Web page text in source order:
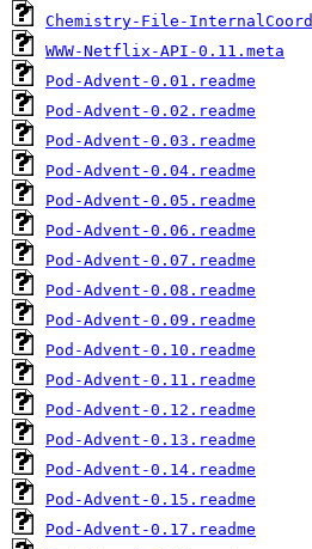
Chemistry-File-
WWW-Netflix-API-0.11.meta
Pod-Advent-0.01.readme
Pod-Advent-0.02.readme
Pod-Advent-0.03.readme
Pod-Advent-0.04.readme
Pod-Advent-0.05.readme
Pod-Advent-0.06.readme
Pod-Advent-0.07.readme
Pod-Advent-0.08.readme
Pod-Advent-0.09.readme
Pod-Advent-0.10.readme
Pod-Advent-0.11.readme
Pod-Advent-0.12.readme
Pod-Advent-0.13.readme
Pod-Advent-0.14.readme
Pod-Advent-0.15.readme
Pod-Advent-0.17.readme